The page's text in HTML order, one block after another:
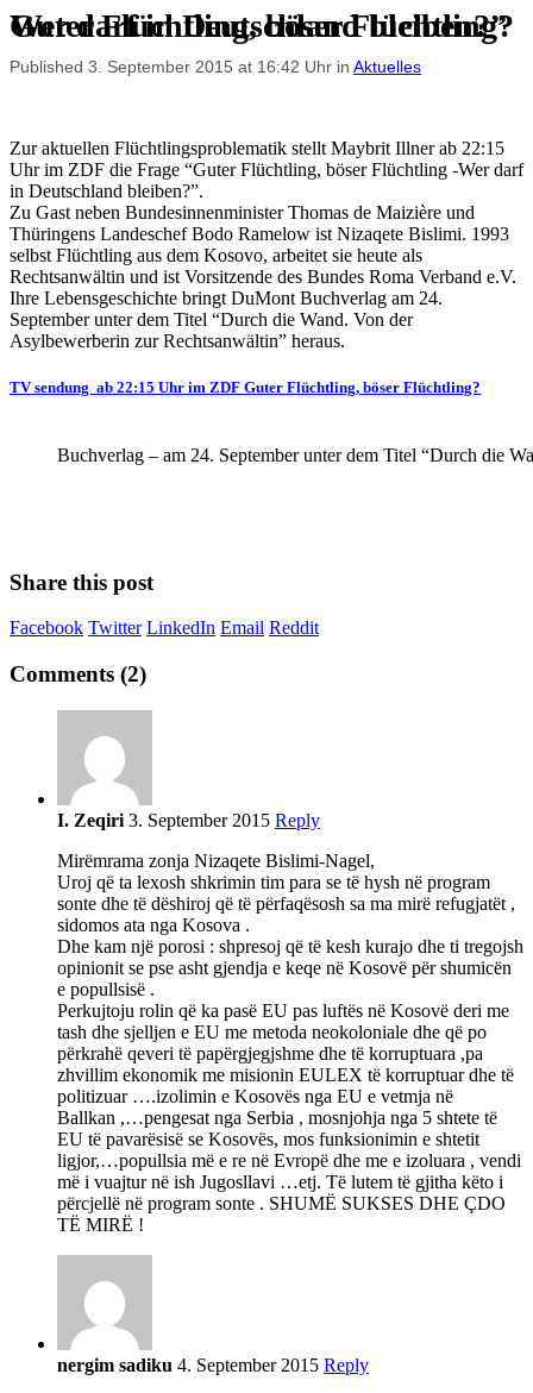
Guter Flüchtling, böser Flüchtling? Wer darf in Deutschland bleiben?”
Published 3. September 2015 at 16:42 Uhr in Aktuelles
Zur aktuellen Flüchtlingsproblematik stellt Maybrit Illner ab 22:15
Uhr im ZDF die Frage “Guter Flüchtling, böser Flüchtling -Wer darf
in Deutschland bleiben?”.
Zu Gast neben Bundesinnenminister Thomas de Maizière und
Thüringens Landeschef Bodo Ramelow ist Nizaqete Bislimi. 1993
selbst Flüchtling aus dem Kosovo, arbeitet sie heute als
Rechtsanwältin und ist Vorsitzende des Bundes Roma Verband e.V.
Ihre Lebensgeschichte bringt DuMont Buchverlag am 24.
September unter dem Titel “Durch die Wand. Von der
Asylbewerberin zur Rechtsanwältin” heraus.
TV sendung ab 22:15 Uhr im ZDF Guter Flüchtling, böser Flüchtling?
Buchverlag – am 24. September unter dem Titel “Durch die
Share this post
Facebook Twitter LinkedIn Email Reddit
Comments (2)
I. Zeqiri 3. September 2015 Reply
Mirëmrama zonja Nizaqete Bislimi-Nagel,
Uroj që ta lexosh shkrimin tim para se të hysh në program
sonte dhe të dëshiroj që të përfaqësosh sa ma mirë refugjatët ,
sidomos ata nga Kosova .
Dhe kam një porosi : shpresoj që të kesh kurajo dhe ti tregojsh
opinionit se pse asht gjendja e keqe në Kosovë për shumicën
e popullsisë .
Perkujtoju rolin që ka pasë EU pas luftës në Kosovë deri me
tash dhe sjelljen e EU me metoda neokoloniale dhe që po
përkrahë qeveri të papërgjegjshme dhe të korruptuara ,pa
zhvillim ekonomik me misionin EULEX të korruptuar dhe të
politizuar ….izolimin e Kosovës nga EU e vetmja në
Ballkan ,…pengesat nga Serbia , mosnjohja nga 5 shtete të
EU të pavarësisë se Kosovës, mos funksionimin e shtetit
ligjor,…popullsia më e re në Evropë dhe me e izoluara , vendi
më i vuajtur në ish Jugosllavi …etj. Të lutem të gjitha këto i
përcjellë në program sonte . SHUMË SUKSES DHE ÇDO
TË MIRË !
nergim sadiku 4. September 2015 Reply